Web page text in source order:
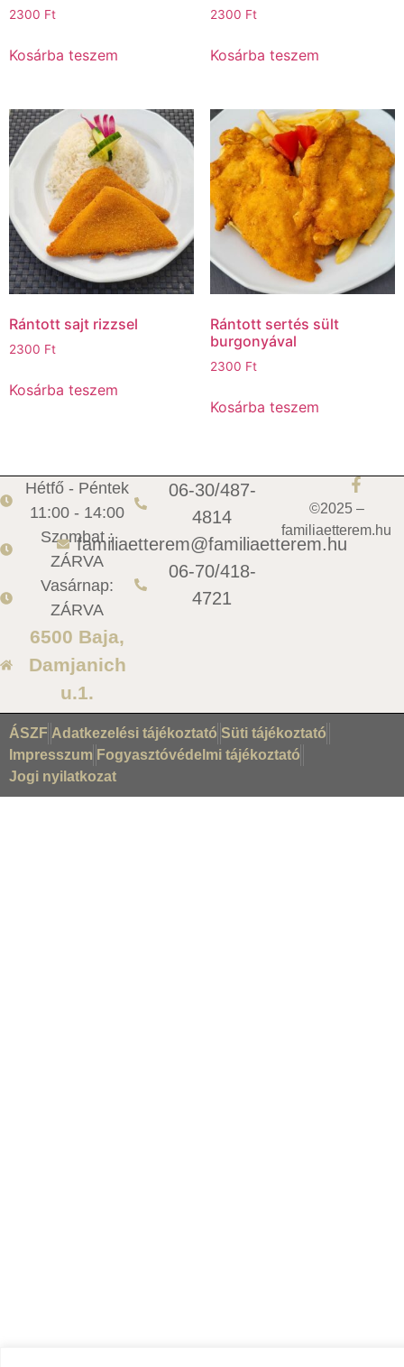
2300 Ft
Kosárba teszem
2300 Ft
Kosárba teszem
Rántott sajt rizzsel
2300 Ft
Kosárba teszem
Rántott sertés sült
burgonyával
2300 Ft
Kosárba teszem
Hétfő - Péntek
11:00 - 14:00
Szombat :
ZÁRVA
Vasárnap:
ZÁRVA
6500 Baja,
Damjanich
u.1.
06-30/487-
4814
familiaetterem@familiaetterem.hu
06-70/418-
4721
©2025 –
familiaetterem.hu
ÁSZF Adatkezelési tájékoztató Süti tájékoztató
Impresszum Fogyasztóvédelmi tájékoztató
Jogi nyilatkozat